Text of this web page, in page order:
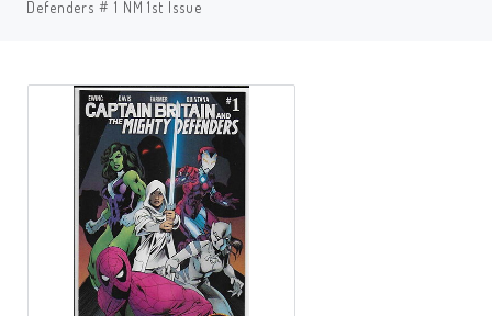
Serier
Böcker
Defenders # 1 NM 1st Issue